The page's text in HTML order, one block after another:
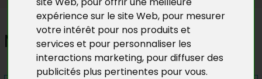
expérience sur le site Web, pour mesurer
votre intérêt pour nos produits et
services et pour personnaliser les
interactions marketing, pour diffuser des
publicités plus pertinentes pour vous.
Maelbeck